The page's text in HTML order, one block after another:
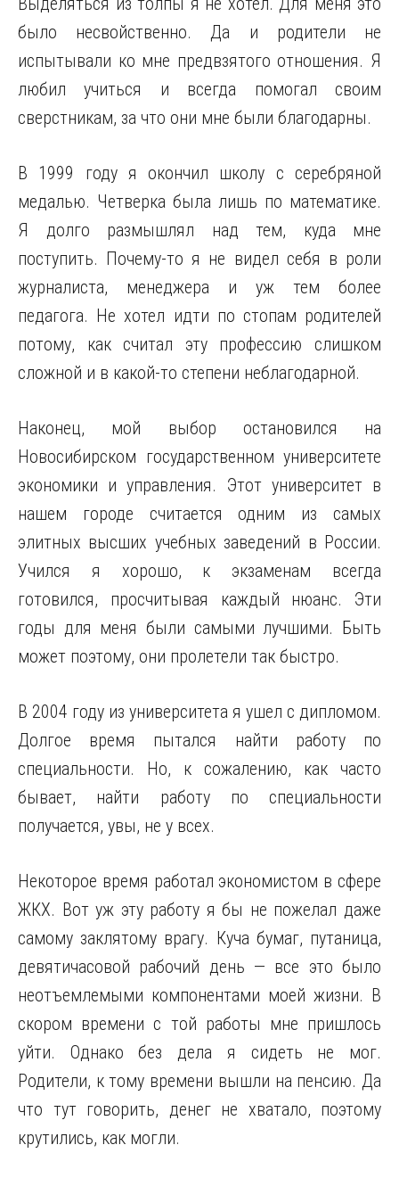
было несвойственно. Да и родители не
испытывали ко мне предвзятого отношения. Я
любил учиться и всегда помогал своим
сверстникам, за что они мне были благодарны.
В 1999 году я окончил школу с серебряной
медалью. Четверка была лишь по математике.
Я долго размышлял над тем, куда мне
поступить. Почему-то я не видел себя в роли
журналиста, менеджера и уж тем более
педагога. Не хотел идти по стопам родителей
потому, как считал эту профессию слишком
сложной и в какой-то степени неблагодарной.
Наконец, мой выбор остановился на
Новосибирском государственном университете
экономики и управления. Этот университет в
нашем городе считается одним из самых
элитных высших учебных заведений в России.
Учился я хорошо, к экзаменам всегда
готовился, просчитывая каждый нюанс. Эти
годы для меня были самыми лучшими. Быть
может поэтому, они пролетели так быстро.
В 2004 году из университета я ушел с дипломом.
Долгое время пытался найти работу по
специальности. Но, к сожалению, как часто
бывает, найти работу по специальности
получается, увы, не у всех.
Некоторое время работал экономистом в сфере
ЖКХ. Вот уж эту работу я бы не пожелал даже
самому заклятому врагу. Куча бумаг, путаница,
девятичасовой рабочий день — все это было
неотъемлемыми компонентами моей жизни. В
скором времени с той работы мне пришлось
уйти. Однако без дела я сидеть не мог.
Родители, к тому времени вышли на пенсию. Да
что тут говорить, денег не хватало, поэтому
крутились, как могли.